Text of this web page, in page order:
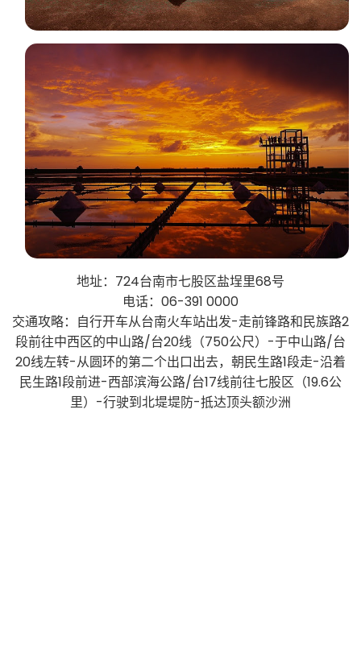
地址：724台南市七股区盐埕里68号
电话：06-391 0000
交通攻略：自行开车从台南火车站出发-走前锋路和民族路2
段前往中西区的中山路/台20线（750公尺）-于中山路/台
20线左转-从圆环的第二个出口出去，朝民生路1段走-沿着
民生路1段前进-西部滨海公路/台17线前往七股区（19.6公
里）-行驶到北堤堤防-抵达顶头额沙洲